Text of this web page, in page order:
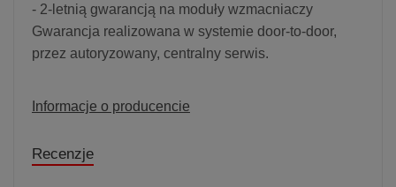
- 2-letnią gwarancją na moduły wzmacniaczy
Gwarancja realizowana w systemie door-to-door,
przez autoryzowany, centralny serwis.
Informacje o producencie
Recenzje